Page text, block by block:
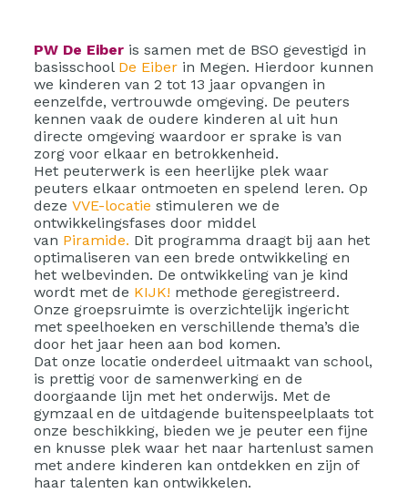
PW De Eiberis samen met de BSO gevestigd in
basisschool De Eiberin Megen. Hierdoor kunnen
we kinderen van 2 tot 13 jaar opvangen in
eenzelfde, vertrouwde omgeving. De peuters
kennen vaak de oudere kinderen al uit hun
directe omgeving waardoor er sprake is van
zorg voor elkaar en betrokkenheid.
Het peuterwerk is een heerlijke plek waar
peuters elkaar ontmoeten en spelend leren. Op
deze VVE-locatie stimuleren we de
ontwikkelingsfases door middel
van Piramide. Dit programma draagt bij aan het
optimaliseren van een brede ontwikkeling en
het welbevinden. De ontwikkeling van je kind
wordt met de KIJK! methode geregistreerd.
Onze groepsruimte is overzichtelijk ingericht
met speelhoeken en verschillende thema’s die
door het jaar heen aan bod komen.
Dat onze locatie onderdeel uitmaakt van school,
is prettig voor de samenwerking en de
doorgaande lijn met het onderwijs. Met de
gymzaal en de uitdagende buitenspeelplaats tot
onze beschikking, bieden we je peuter een fijne
en knusse plek waar het naar hartenlust samen
met andere kinderen kan ontdekken en zijn of
haar talenten kan ontwikkelen.